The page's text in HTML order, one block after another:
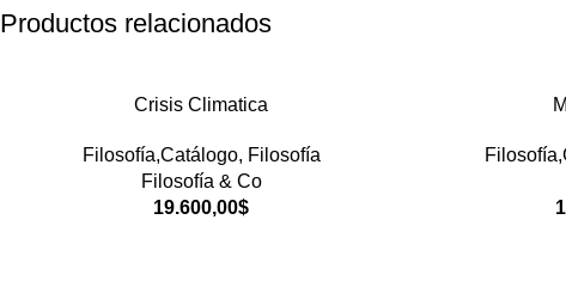
Productos relacionados
Crisis Climatica
Filosofía,Catálogo, Filosofía
Filosofía & Co
19.600,00$